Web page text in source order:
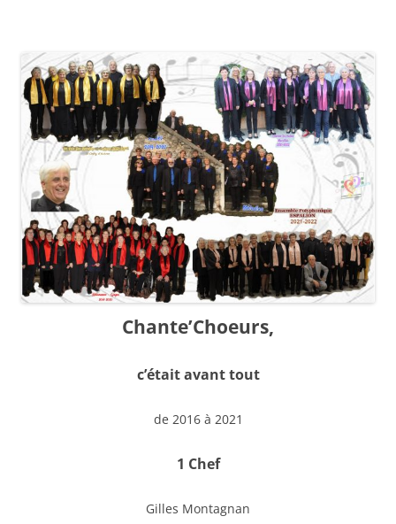
Chante’Choeurs,
c’était avant tout
de 2016 à 2021
1 Chef
Gilles Montagnan